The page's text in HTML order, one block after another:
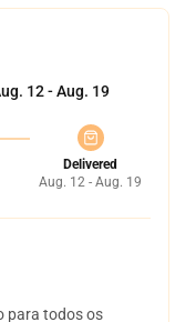
12 - Aug. 19
Delivered
Aug. 12 - Aug. 19
para todos os